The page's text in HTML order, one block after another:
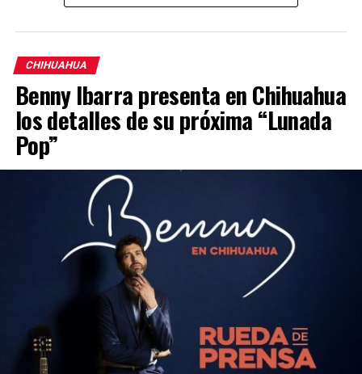
CHIHUAHUA
Benny Ibarra presenta en Chihuahua
los detalles de su próxima “Lunada
Pop”